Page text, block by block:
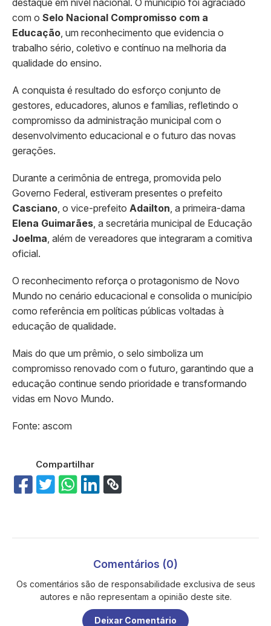
com o Selo Nacional Compromisso com a
Educação , um reconhecimento que evidencia o
trabalho sério, coletivo e contínuo na melhoria da
qualidade do ensino.
A conquista é resultado do esforço conjunto de
gestores, educadores, alunos e famílias, refletindo o
compromisso da administração municipal com o
desenvolvimento educacional e o futuro das novas
gerações.
Durante a cerimônia de entrega, promovida pelo
Governo Federal, estiveram presentes o prefeito
Casciano , o vice-prefeito Adailton , a primeira-dama
Elena Guimarães , a secretária municipal de Educação
Joelma , além de vereadores que integraram a comitiva
oficial.
O reconhecimento reforça o protagonismo de Novo
Mundo no cenário educacional e consolida o município
como referência em políticas públicas voltadas à
educação de qualidade.
Mais do que um prêmio, o selo simboliza um
compromisso renovado com o futuro, garantindo que a
educação continue sendo prioridade e transformando
vidas em Novo Mundo.
Fonte: ascom
Compartilhar
Comentários (0)
Os comentários são de responsabilidade exclusiva de seus
autores e não representam a opinião deste site.
Deixar Comentário